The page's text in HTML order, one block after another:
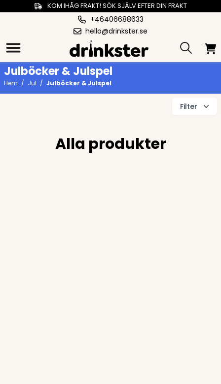
KOM IHÅG FRAKT! SÖK SJÄLV EFTER DIN FRAKT
+46406688633
hello@drinkster.se
Julböcker & Julspel
Hem / Jul / Julböcker & Julspel
Filter
Alla produkter